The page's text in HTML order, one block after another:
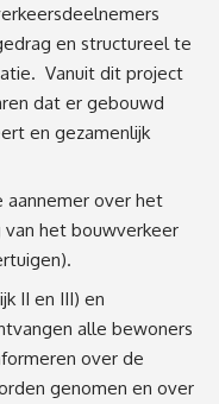
en structureel te
Vanuit dit project
dat er gebouwd
en gezamenlijk
aannemer over het
het bouwverkeer
II en III) en
alle bewoners
over de
genomen en over